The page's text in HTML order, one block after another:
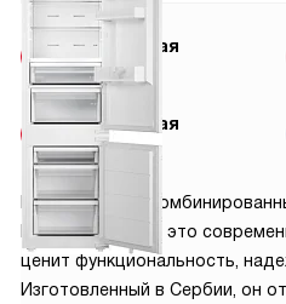
Бесплатная
доставка
Бесплатная
установка
Встраиваемый
RBC276SND1-P – это
ценит функциональность,
Изготовленный в Сербии, он